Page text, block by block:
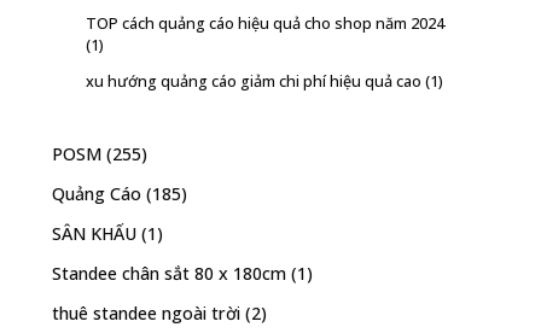
TOP cách quảng cáo hiệu quả cho shop năm 2024
(1)
xu hướng quảng cáo giảm chi phí hiệu quả cao (1)
POSM (255)
Quảng Cáo (185)
SÂN KHẤU (1)
Standee chân sắt 80 x 180cm (1)
thuê standee ngoài trời (2)